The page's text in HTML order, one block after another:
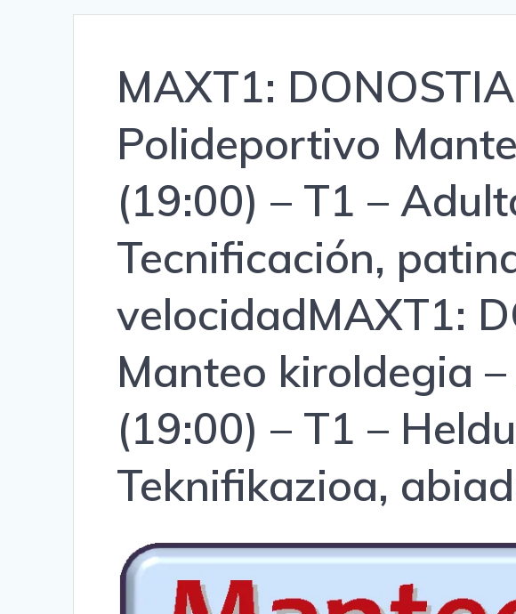
MAXT1:
Polideportivo
(19:00) – T1 –
Tecnificación,
velocidadMAXT1:
Manteo kiroldegia
(19:00) – T1 –
Teknifikazioa,